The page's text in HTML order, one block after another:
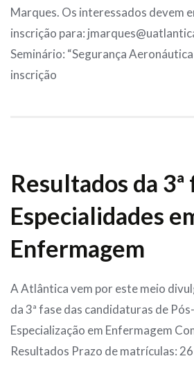
Marques. Os interessados devem
inscrição para:
Seminário: “Segurança
inscrição
Resultados da 3ª
Especialidades
Enfermagem
A Atlântica vem por este meio
da 3ª fase das candidaturas de
Especialização em Enfermagem
Resultados Prazo de matrículas: